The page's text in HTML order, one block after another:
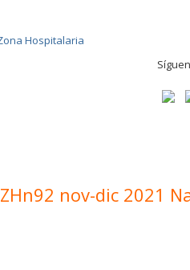
ZHn92 nov-dic 2021